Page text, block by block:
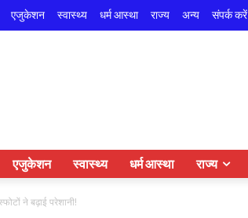
एजुकेशन स्वास्थ्य धर्म आस्था राज्य अन्य संपर्क करें
एजुकेशन स्वास्थ्य धर्म आस्था राज्य
ने बढ़ाई परेशानी!